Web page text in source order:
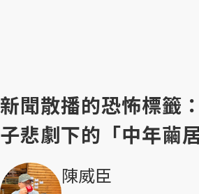
新聞散播的恐怖標籤
子悲劇下的「中年繭居
陳威臣